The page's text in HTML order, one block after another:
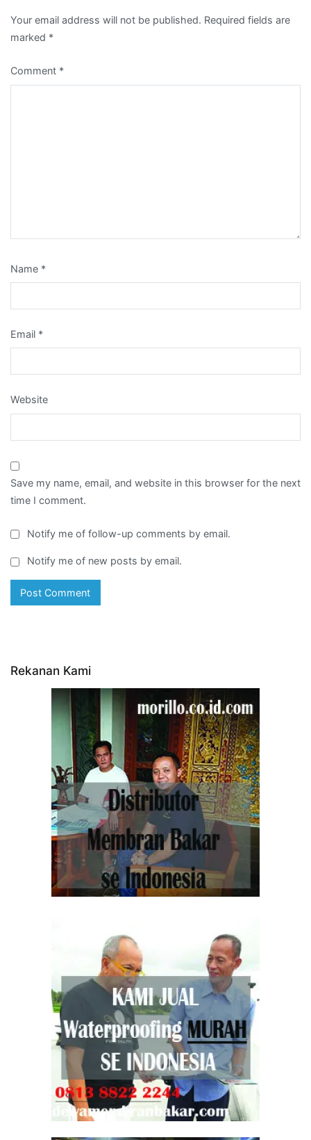
Your email address will not be published. Required fields are
marked *
Comment *
Name *
Email *
Website
Save my name, email, and website in this browser for the next
time I comment.
Notify me of follow-up comments by email.
Notify me of new posts by email.
Rekanan Kami